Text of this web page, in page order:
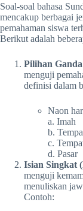
Soal-soal bahasa
mencakup berbagai
pemahaman siswa
Berikut adalah
Pilihan
menguji
definisi dalam
Naon
a. Imah
b.
c.
d. Pasar
Isian Singkat
menguji
menuliskan
Contoh: